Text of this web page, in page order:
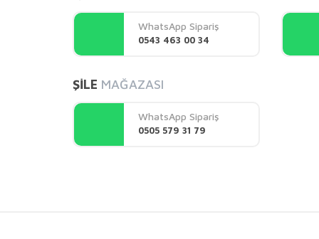
Ürün açıklamasında eksik bilgiler bulunuyor.
Ürün bilgilerinde hatalar bulunuyor.
Ürün fiyatı diğer sitelerden daha pahalı.
Bu ürüne benzer farklı alternatifler olmalı.
WhatsApp Sipariş
0543 463 00 34
ŞİLE MAĞAZASI
WhatsApp Sipariş
0505 579 31 79